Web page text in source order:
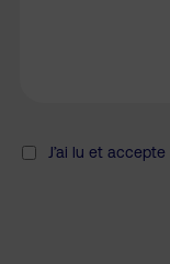
J’ai lu et accepte